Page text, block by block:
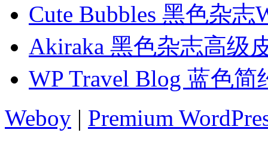
Cute Bubbles 黑色杂志
Akiraka 黑色杂志高级
WP Travel Blog 蓝色
Weboy | Premium